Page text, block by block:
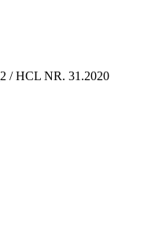
2 / HCL NR. 31.2020